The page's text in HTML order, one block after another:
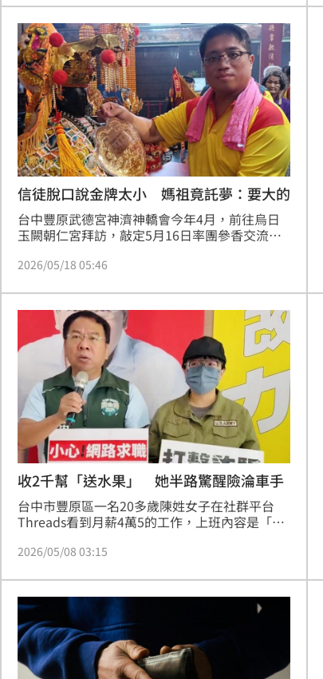
接害死 5 條人命，依法重求有期徒刑 15 年以
上。在歷經大半年審理台中地方法院定於今日
（20 日）上午9時30分宣判李惠雯有期徒刑11
年。痛失5名至親的王家女婿表示「判決11年，
明顯不符合社
信徒脫口說金牌太小 媽祖竟託夢：要大的
台中豐原武德宮神濟神轎會今年4月，前往烏日
玉闕朝仁宮拜訪，敲定5月16日率團參香交流，
一見到媽祖神尊上懸掛的金牌，不經意隨口說
事後媽祖竟「托夢」給爐主要更大的金牌。巧的
是，爐主本身職業就是銀樓老闆，趕在參香前訂
製兩面特製大金牌，獻給媽祖。
2026/05/18 05:46
收2千幫「送水果」 她半路驚醒險淪車手
台中市豐原區一名20多歲陳姓女子在社群平台
Threads看到月薪4萬5的工作，上班內容是「代
徵，順利得到工作機會。不過就在她上班前，對
面交，讓她心生疑惑。途中看到議員謝志忠「打
擊詐騙」的看板，才猛然驚覺自己可能遇到詐
騙，透過議員請來警方確認是詐團的求職詐騙陷
阱，及時阻詐避免淪為車手。
2026/05/08 03:15